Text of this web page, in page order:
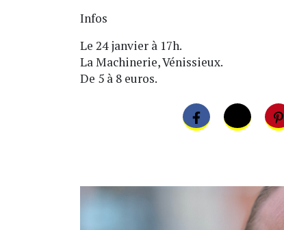
Infos
Le 24 janvier à 17h.
La Machinerie, Vénissieux.
De 5 à 8 euros.